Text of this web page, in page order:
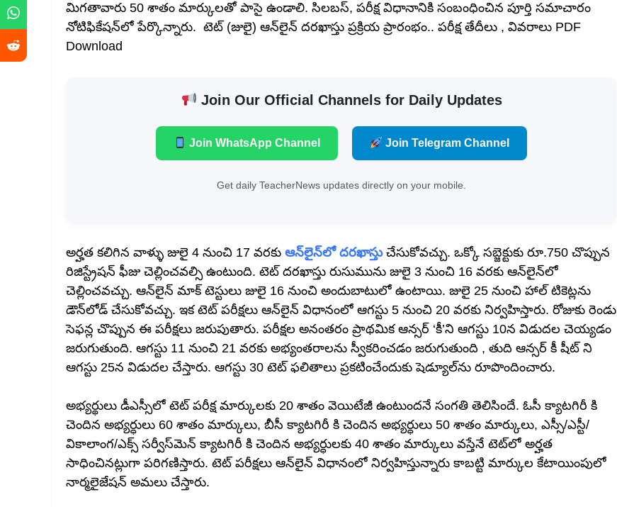
మిగతావారు 50 శాతం మార్కులతో పాసై ఉండాలి. సిలబస్, పరీక్ష విధానానికి సంబంధించిన పూర్తి సమాచారం
నోటిఫికేషన్‌లో పేర్కొన్నారు. టెట్‌ (జులై) ఆన్‌లైన్‌ దరఖాస్తు ప్రక్రియ ప్రారంభం.. పరీక్ష తేదీలు , వివరాలు PDF
Download
Join Our Official Channels for Daily Updates
Join WhatsApp Channel Join Telegram Channel
Get daily TeacherNews updates directly on your mobile.
అర్హత కలిగిన వాళ్ళు జులై 4 నుంచి 17 వరకు ఆన్‌లైన్‌లో దరఖాస్తు చేసుకోవచ్చు. ఒక్కో సబ్జెక్టుకు రూ.750 చొప్పున
రిజిస్ట్రేషన్‌ ఫీజు చెల్లించవల్సి ఉంటుంది. టెట్‌ దరఖాస్తు రుసుమును జులై 3 నుంచి 16 వరకు ఆన్‌లైన్‌లో
చెల్లించవచ్చు. ఆన్‌లైన్‌ మాక్‌ టెస్టులు జులై 16 నుంచి అందుబాటులో ఉంటాయి. జులై 25 నుంచి హాల్‌ టికెట్లను
డౌన్‌లోడ్ చేసుకోవచ్చు. ఇక టెట్‌ పరీక్షలు ఆన్‌లైన్‌ విధానంలో ఆగస్టు 5 నుంచి 20 వరకు నిర్వహిస్తారు. రోజుకు రెండు
సెఫన్ల చొప్పున ఈ పరీక్షలు జరుపుతారు. పరీక్షల అనంతరం ప్రాథమిక ఆన్సర్‌ ‘కీ’ని ఆగస్టు 10న విడుదల చెయ్యడం
జరుగుతుంది. ఆగస్టు 11 నుంచి 21 వరకు అభ్యంతరాలను స్వీకరించడం జరుగుతుంది , తుది ఆన్సర్ కీ షీట్ ని
ఆగస్టు 25న విడుదల చేస్తారు. ఆగస్టు 30 టెట్‌ ఫలితాలు ప్రకటించేందుకు షెడ్యూల్‌ను రూపొందించారు.
అభ్యర్థులు డీఎస్సీలో టెట్‌ పరీక్ష మార్కులకు 20 శాతం వెయిటేజీ ఉంటుందనే సంగతి తెలిసిందే. ఓసీ క్యాటగిరీ కి
చెందిన అభ్యర్ధులు 60 శాతం మార్కులు, బీసీ క్యాటగిరీ కి చెందిన అభ్యర్ధులు 50 శాతం మార్కులు, ఎస్సీ/ఎస్టీ/
వికాలాంగ/ఎక్స్ సర్వీస్‌మెన్‌ క్యాటగిరీ కి చెందిన అభ్యర్ధులకు 40 శాతం మార్కులు వస్తేనే టెట్‌లో అర్హత
సాధించినట్లుగా పరిగణిస్తారు. టెట్‌ పరీక్షలు ఆన్‌లైన్‌ విధానంలో నిర్వహిస్తున్నారు కాబట్టి మార్కుల కేటాయింపులో
నార్మలైజేషన్‌ అమలు చేస్తారు.